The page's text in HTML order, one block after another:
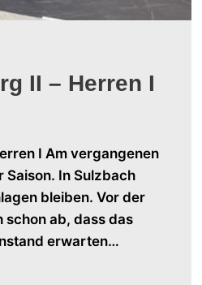
II – Herren I
I Am vergangenen
In Sulzbach
bleiben. Vor der
ab, dass das
erwarten…